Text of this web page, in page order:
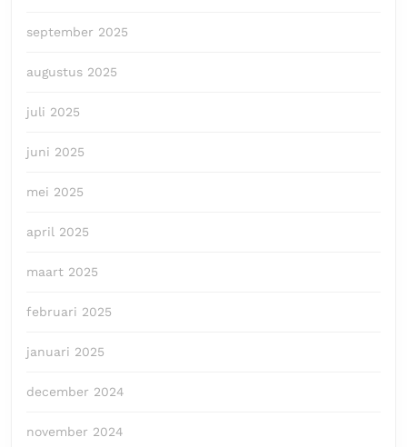
september 2025
augustus 2025
juli 2025
juni 2025
mei 2025
april 2025
maart 2025
februari 2025
januari 2025
december 2024
november 2024